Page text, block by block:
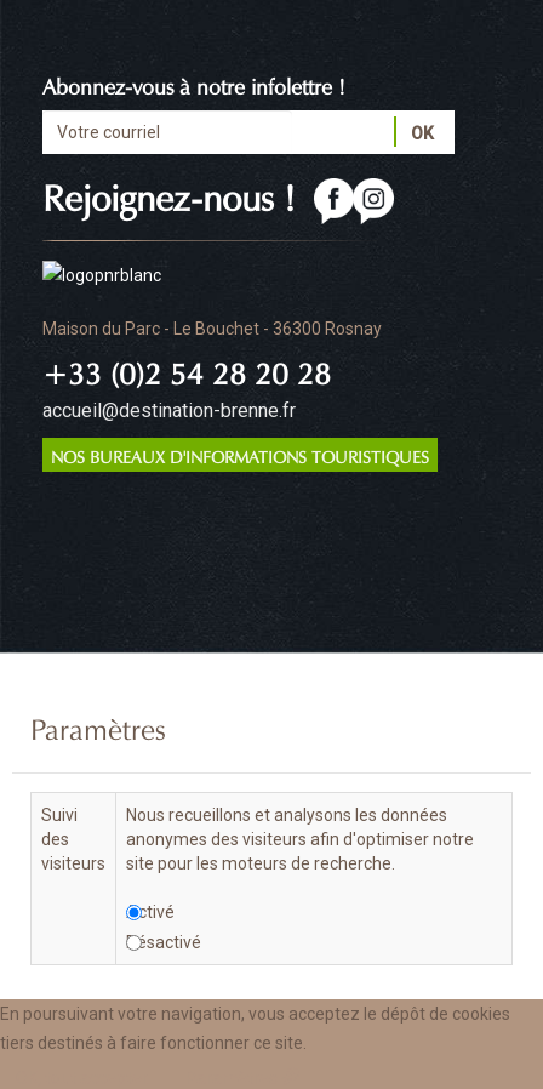
Maison du Parc - Le Bouchet - 36300 Rosnay
+33 (0)2 54 28 20 28
accueil@destination-brenne.fr
NOS BUREAUX D'INFORMATIONS TOURISTIQUES
Rejoignez-nous !
Abonnez-vous à notre infolettre !
En poursuivant votre navigation, vous acceptez le dépôt de cookies
tiers destinés à faire fonctionner ce site.
Paramètres
Suivi
des
visiteurs
Nous recueillons et analysons les données
anonymes des visiteurs afin d'optimiser notre
site pour les moteurs de recherche.
Activé
Désactivé
Annuler